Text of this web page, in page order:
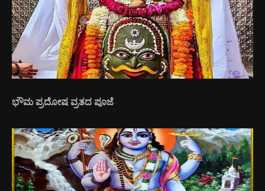
ಭೌಮ ಪ್ರದೋಷ ವ್ರತದ ಪೂಜೆ